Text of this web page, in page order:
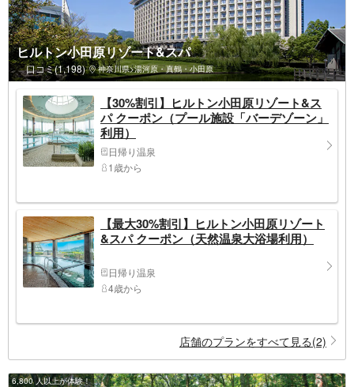
ヒルトン小田原リゾート&スパ
口コミ(1,198) 神奈川県>湯河原・真鶴・小田原
【30%割引】ヒルトン小田原リゾート&ス
パ クーポン（プール施設「バーデゾーン」
利用）
日帰り温泉
1歳から
【最大30%割引】ヒルトン小田原リゾート
&スパ クーポン（天然温泉大浴場利用）
日帰り温泉
4歳から
店舗のプランをすべて見る(2)
6,800 人以上が体験！